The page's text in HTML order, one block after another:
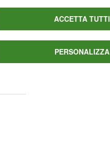
del 3
pare si
di iniziare la
e
ACCETTA TUTTI
PERSONALIZZA